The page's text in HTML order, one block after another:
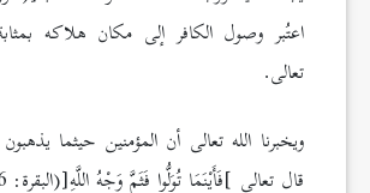
اعتُبر وصول الكافر إلى مكان هلاكه
تعالى.
ويخبرنا الله تعالى أن المؤمنين حيثما
قال تعالى ]فَأَيْنَمَا تُوَلُّوا فَثَمَّ وَجْهُ اللَّهِ[(البقرة: 116).